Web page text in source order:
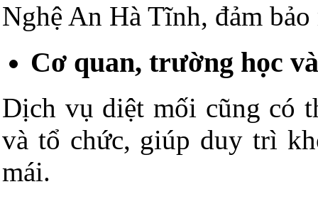
Nghệ An Hà Tĩnh, đảm
Cơ quan, trường học
Dịch vụ diệt mối cũng có
và tổ chức, giúp duy trì
mái.